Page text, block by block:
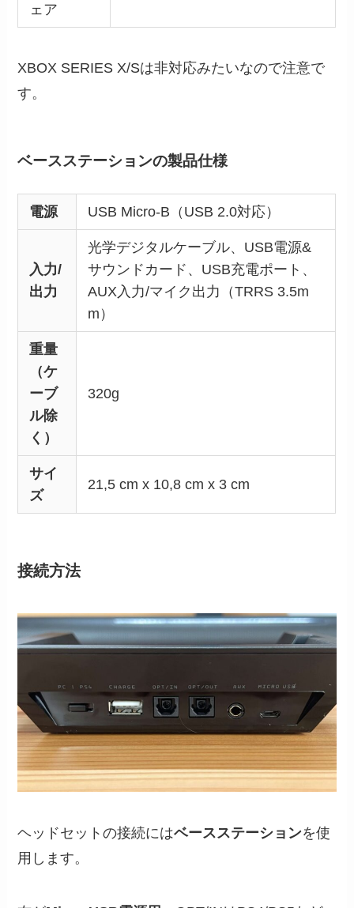
ェア
XBOX SERIES X/Sは非対応みたいなので注意で
す。
ベースステーションの製品仕様
電源 USB Micro-B（USB 2.0対応）
入力/
出力
光学デジタルケーブル、USB電源&
サウンドカード、USB充電ポート、
AUX入力/マイク出力（TRRS 3.5m
m）
重量
（ケ
ーブ
ル除
く）
320g
サイ
ズ
21,5 cm x 10,8 cm x 3 cm
接続方法
ヘッドセットの接続にはベースステーションを使
用します。